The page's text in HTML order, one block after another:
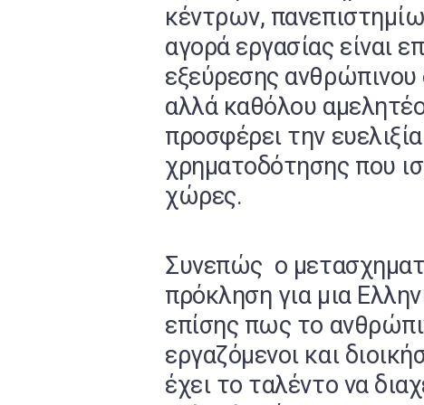
κέντρων,
αγορά εργασίας είναι
εξεύρεσης ανθρώπινου
αλλά καθόλου
προσφέρει την
χρηματοδότησης που
χώρες.
Συνεπώς ο
πρόκληση για μια
επίσης πως το
εργαζόμενοι και
έχει το ταλέντο να